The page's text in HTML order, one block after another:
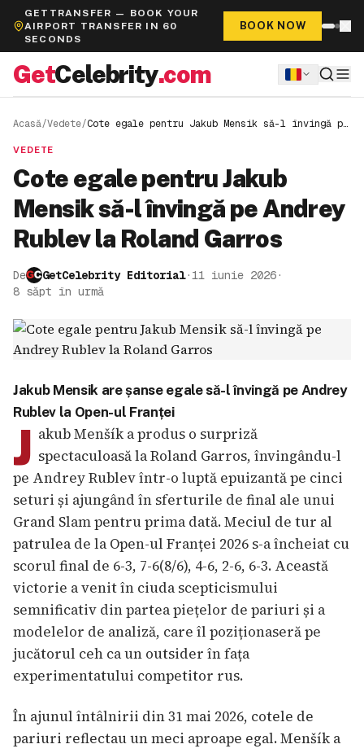
GETTRANSFER — BOOK YOUR
AIRPORT TRANSFER IN 60
SECONDS
BOOK NOW
GetCelebrity.com
Acasă/Vedete/Cote egale pentru Jakub Mensik să-l învingă pe
VEDETE
Cote egale pentru Jakub
Mensik să-l învingă pe Andrey
Rublev la Roland Garros
De GetCelebrity Editorial·11 iunie 2026·
8 săpt în urmă
Jakub Mensik are șanse egale să-l învingă pe Andrey
Rublev la Open-ul Franței
J akub Menšík a produs o surpriză
spectaculoasă la Roland Garros, învingându-l
pe Andrey Rublev într-o luptă epuizantă pe cinci
seturi și ajungând în sferturile de final ale unui
Grand Slam pentru prima dată. Meciul de tur al
patrulea de la Open-ul Franței 2026 s-a încheiat cu
scorul final de 6-3, 7-6(8/6), 4-6, 2-6, 6-3. Această
victorie a venit în ciuda scepticismului
semnificativ din partea piețelor de pariuri și a
modelelor de analiză, care îl poziționaseră pe
jucătorul ceh ca un outsider în fața
experimentatului competitor rus.
În ajunul întâlnirii din 31 mai 2026, cotele de
pariuri reflectau un meci aproape egal. Menšík a